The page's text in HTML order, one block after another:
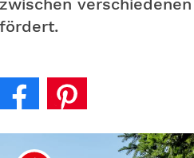
zwischen
fördert.